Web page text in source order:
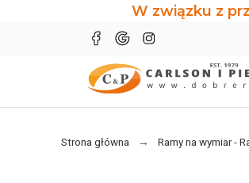
W związku z
Strona główna Ramy na wymiar -